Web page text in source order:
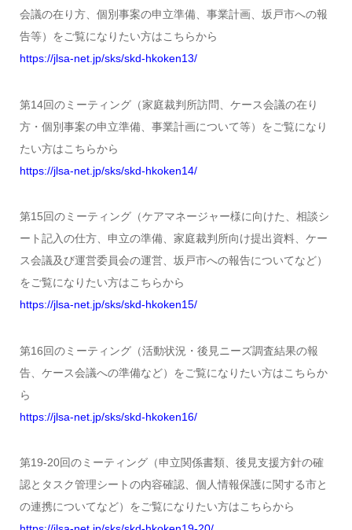
会議の在り方、個別事案の申立準備、事業計画、坂戸市への報
告等）をご覧になりたい方はこちらから
https://jlsa-net.jp/sks/skd-hkoken13/
第14回のミーティング（家庭裁判所訪問、ケース会議の在り
方・個別事案の申立準備、事業計画について等）をご覧になり
たい方はこちらから
https://jlsa-net.jp/sks/skd-hkoken14/
第15回のミーティング（ケアマネージャー様に向けた、相談シ
ート記入の仕方、申立の準備、家庭裁判所向け提出資料、ケー
ス会議及び運営委員会の運営、坂戸市への報告についてなど）
をご覧になりたい方はこちらから
https://jlsa-net.jp/sks/skd-hkoken15/
第16回のミーティング（活動状況・後見ニーズ調査結果の報
告、ケース会議への準備など）をご覧になりたい方はこちらか
ら
https://jlsa-net.jp/sks/skd-hkoken16/
第19-20回のミーティング（申立関係書類、後見支援方針の確
認とタスク管理シートの内容確認、個人情報保護に関する市と
の連携についてなど）をご覧になりたい方はこちらから